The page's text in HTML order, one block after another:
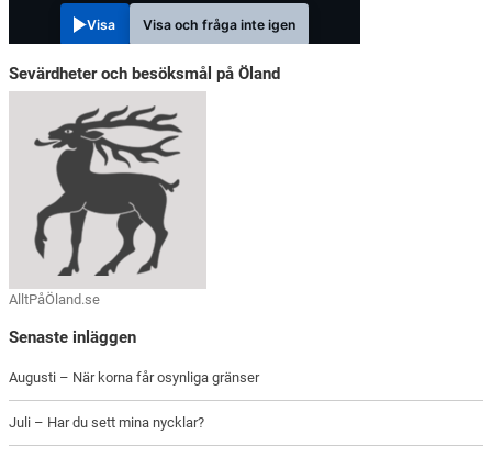
Visa Visa och fråga inte igen
Sevärdheter och besöksmål på Öland
AlltPåÖland.se
Senaste inläggen
Augusti – När korna får osynliga gränser
Juli – Har du sett mina nycklar?